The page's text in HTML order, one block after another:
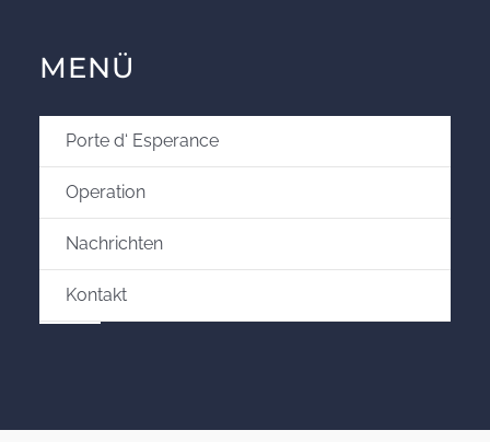
MENÜ
Porte d‘ Esperance
Operation
Nachrichten
Kontakt